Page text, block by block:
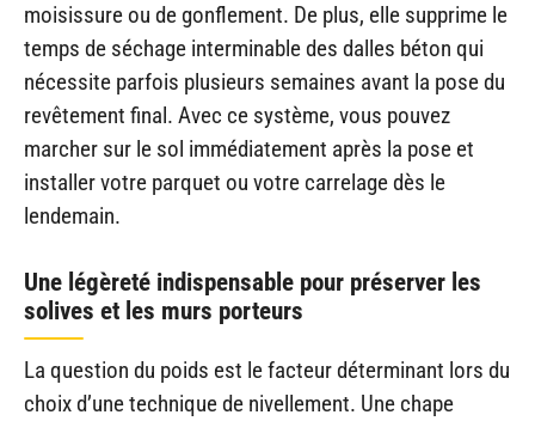
moisissure ou de gonflement. De plus, elle supprime le
temps de séchage interminable des dalles béton qui
nécessite parfois plusieurs semaines avant la pose du
revêtement final. Avec ce système, vous pouvez
marcher sur le sol immédiatement après la pose et
installer votre parquet ou votre carrelage dès le
lendemain.
Une légèreté indispensable pour préserver les
solives et les murs porteurs
La question du poids est le facteur déterminant lors du
choix d’une technique de nivellement. Une chape